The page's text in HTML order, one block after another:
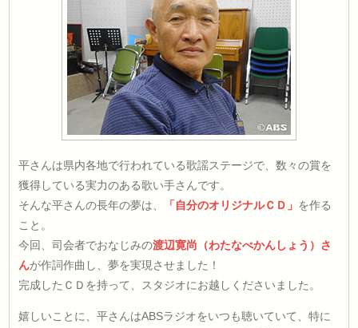
平さんは県内各地で行われている歌謡ステージで、数々の賞を
獲得している実力のある歌い手さんです。
そんな平さんの長年の夢は、
「自分のオリジナルＣＤ」 を作る
こと。
今回、司会者でおなじみの渡辺寛尚（わたなべかんしょう）さ
んが作詞作曲し、夢を実現させました！
完成したＣＤを持って、スタジオにお越しくださいました。
嬉しいことに、平さんはABSラジオをいつも聴いていて、特に